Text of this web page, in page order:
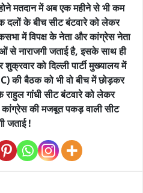
मतदान में अब एक महीने से भी कम
दलों के बीच सीट बंटवारे को लेकर
में विपक्ष के नेता और कांग्रेस नेता
से नाराजगी जताई है, इसके साथ ही
को दिल्‍ली पार्टी मुख्यालय में
की बैठक को भी वो बीच में छोड़कर
राहुल गांधी सीट बंटवारे को लेकर
कांग्रेस की मजबूत पकड़ वाली सीट
जताई !